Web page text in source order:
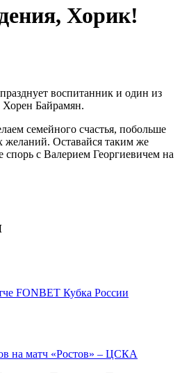
Хорик!
воспитанник и один из
Байрамян.
семейного счастья, побольше
желаний. Оставайся таким же
с Валерием Георгиевичем на
FONBET Кубка России
на матч «Ростов» – ЦСКА